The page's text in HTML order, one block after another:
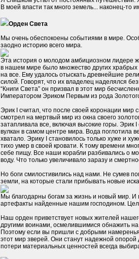
В моей власти так много земель... наконец-то
Орден Света
Мы очень обеспокоены событиями в мире.
заодно историю всего мира.
Эта история о молодом амбициозном лидере
в нашем мире было множество других
на все. Ему удалось отыскать древнейшие
силой. Говорят, что их владелец наделялся
“Книги Света” он призвал в этот мир
Императором Эриком Первым из рода
Эрик I считал, что после своей коронации мир
смотрел на мертвый мир из окна своего
затапливала все, включая высокие горы.
вулкан в самом центре мира. Вода поглотила
хватало. Эрику I становилось только хуже и
тихо умер в своей кровати. К тому времени
себе пищу. Все наши корабли разбивались о
воду. Что только увеличивало заразу и
Но боги смилостивились над нами. Не сумев
земли, на которые стали прибывать новые
Мы благодарны богам за жизнь и новый мир.
артефакты найденные нашим господином.
Наш орден приветствует новых жителей
другими воинами, осмелившимися обнажить
Поэтому если вы пришли с добрыми
этот мир зверей. Они станут надежной
потери материальных ценностей всегда